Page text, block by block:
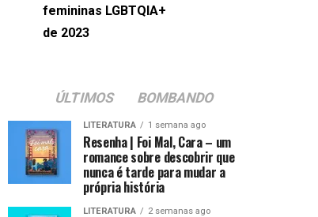
femininas LGBTQIA+
de 2023
ÚLTIMOS BOMBANDO
LITERATURA 1 semana ago
Resenha | Foi Mal, Cara – um
romance sobre descobrir que
nunca é tarde para mudar a
própria história
LITERATURA 2 semanas ago